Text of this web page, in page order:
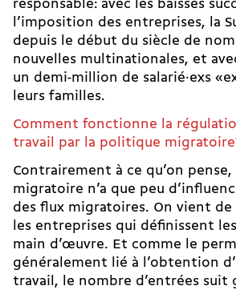
responsable: avec les baisses
l’imposition des entreprises, la
depuis le début du siècle de
nouvelles multinationales, et
un demi-million de salarié·exs
leurs familles.
Comment fonctionne la
travail par la politique
Contrairement à ce qu’on
migratoire n’a que peu
des flux migratoires. On vient
les entreprises qui définissent
main d’œuvre. Et comme le
généralement lié à l’obtention
travail, le nombre d’entrées suit